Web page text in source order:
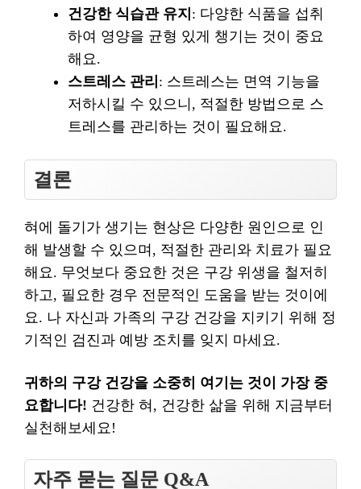
건강한 식습관 유지 : 다양한 식품을 섭취
하여 영양을 균형 있게 챙기는 것이 중요
해요.
스트레스 관리 : 스트레스는 면역 기능을
저하시킬 수 있으니, 적절한 방법으로 스
트레스를 관리하는 것이 필요해요.
결론
혀에 돌기가 생기는 현상은 다양한 원인으로 인
해 발생할 수 있으며, 적절한 관리와 치료가 필요
해요. 무엇보다 중요한 것은 구강 위생을 철저히
하고, 필요한 경우 전문적인 도움을 받는 것이에
요. 나 자신과 가족의 구강 건강을 지키기 위해 정
기적인 검진과 예방 조치를 잊지 마세요.
귀하의 구강 건강을 소중히 여기는 것이 가장 중
요합니다! 건강한 혀, 건강한 삶을 위해 지금부터
실천해보세요!
자주 묻는 질문 Q&A